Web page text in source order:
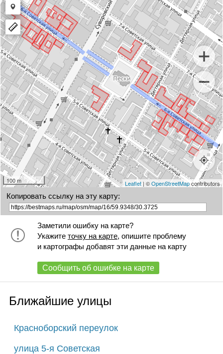
polyline
a
polygon
Draw
a
marker
100 m Leaflet| ©OpenStreetMapcontributors
Копировать ссылку на эту карту:
Заметили ошибку на карте?
Укажите точку на карте, опишите проблему
и картографы добавят эти данные на карту
Сообщить об ошибке на карте
Ближайшие улицы
Красноборский переулок
улица 5-я Советская